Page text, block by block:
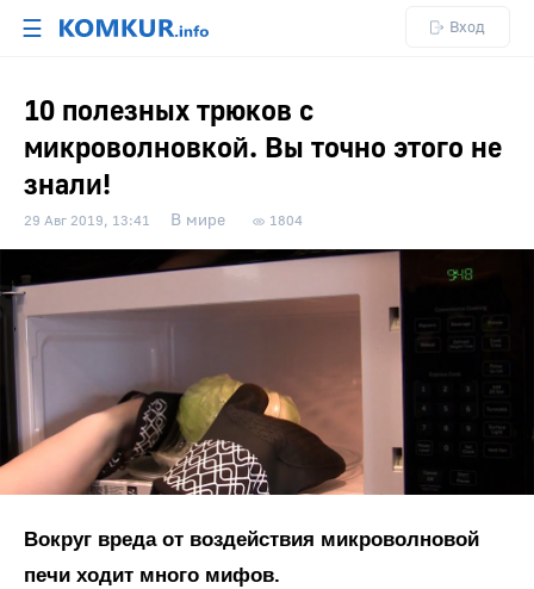
☰ Вход
10 полезных трюков с
микроволновкой. Вы точно этого не
знали!
29 Авг 2019, 13:41 В мире 1804
Вокруг вреда от воздействия микроволновой
печи ходит много мифов.